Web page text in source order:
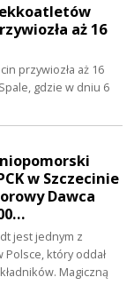
aż 16
przywiozła aż 16
gdzie w dniu 6
w Szczecinie
Dawca
jest jednym z
który oddał
Magiczną